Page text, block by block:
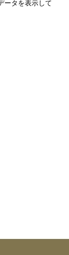
ータを表示して